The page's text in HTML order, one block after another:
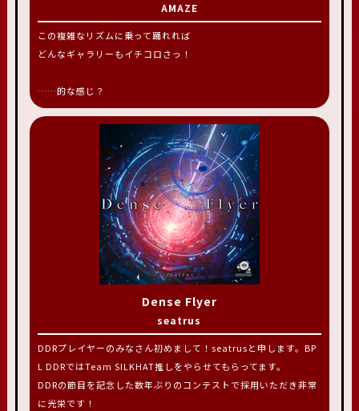
AMAZE
この複雑なリズムに乗って踊れれば
どんなギャラリーもイチコロさっ！
……的な感じ？
Dense Flyer
seatrus
DDRプレイヤーのみなさん初めまして！seatrusと申します。BP
L DDRではTeam SILKHAT推しをやらせてもらってます。
DDRの節目を記念した数年ぶりのコンテストで採用いただき非常
に光栄です！